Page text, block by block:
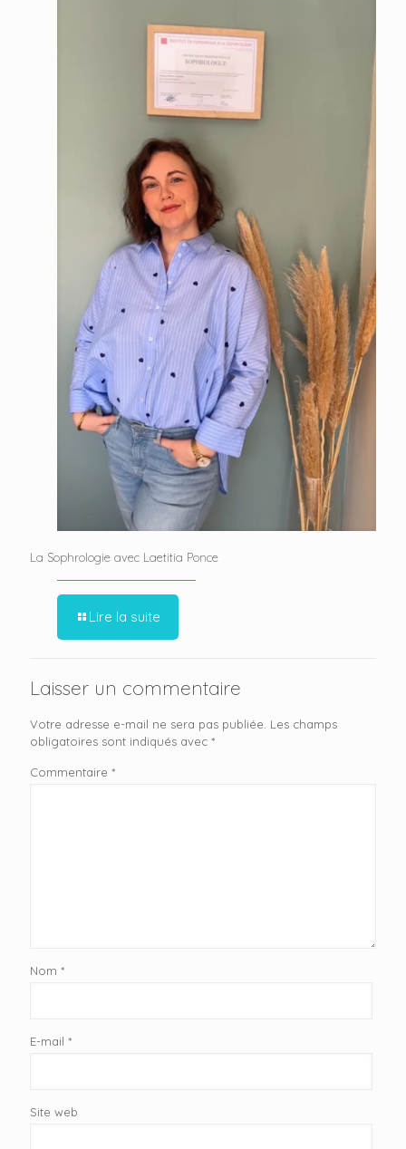
La Sophrologie avec Laetitia Ponce
Lire la suite
Laisser un commentaire
Votre adresse e-mail ne sera pas publiée. Les champs
obligatoires sont indiqués avec *
Commentaire *
Nom *
E-mail *
Site web